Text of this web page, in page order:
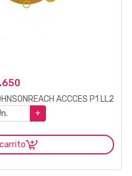
ACCCES P1 LL2
+